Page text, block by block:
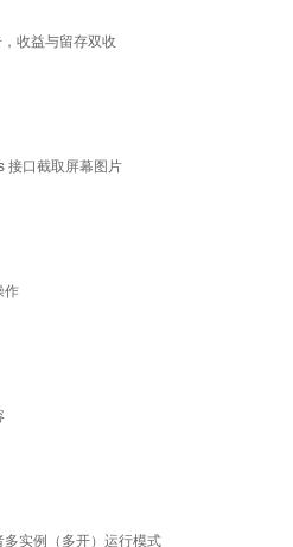
收益与留存双收
接口截取屏幕图片
作
实例（多开）运行模式